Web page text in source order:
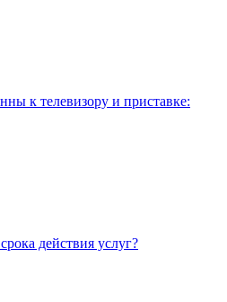
к телевизору и приставке:
действия услуг?